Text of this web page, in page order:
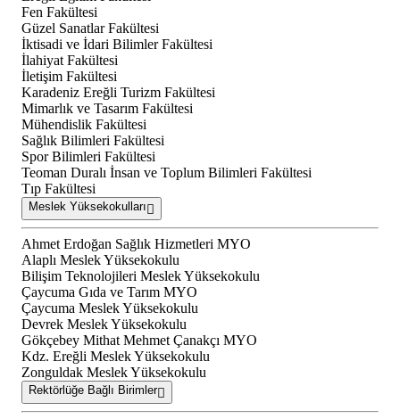
Fen Fakültesi
Güzel Sanatlar Fakültesi
İktisadi ve İdari Bilimler Fakültesi
İlahiyat Fakültesi
İletişim Fakültesi
Karadeniz Ereğli Turizm Fakültesi
Mimarlık ve Tasarım Fakültesi
Mühendislik Fakültesi
Sağlık Bilimleri Fakültesi
Spor Bilimleri Fakültesi
Teoman Duralı İnsan ve Toplum Bilimleri Fakültesi
Tıp Fakültesi
Meslek Yüksekokulları
Ahmet Erdoğan Sağlık Hizmetleri MYO
Alaplı Meslek Yüksekokulu
Bilişim Teknolojileri Meslek Yüksekokulu
Çaycuma Gıda ve Tarım MYO
Çaycuma Meslek Yüksekokulu
Devrek Meslek Yüksekokulu
Gökçebey Mithat Mehmet Çanakçı MYO
Kdz. Ereğli Meslek Yüksekokulu
Zonguldak Meslek Yüksekokulu
Rektörlüğe Bağlı Birimler